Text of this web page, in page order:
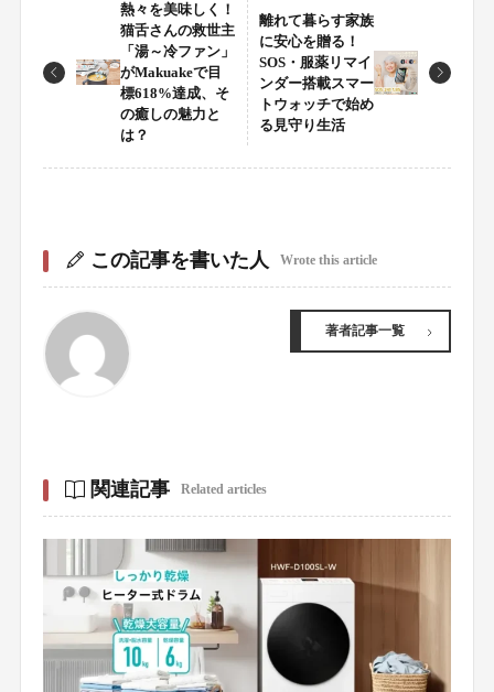
熱々を美味しく！
猫舌さんの救世主
「湯～冷ファン」
がMakuakeで目
標618%達成、そ
の癒しの魅力と
は？
離れて暮らす家族
に安心を贈る！
SOS・服薬リマイ
ンダー搭載スマー
トウォッチで始め
る見守り生活
この記事を書いた人 Wrote this article
著者記事一覧
関連記事 Related articles